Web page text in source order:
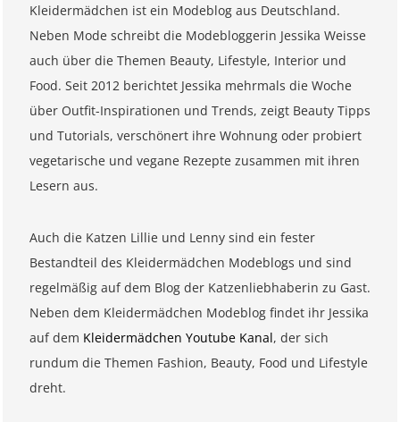
Kleidermädchen ist ein Modeblog aus Deutschland.
Neben Mode schreibt die Modebloggerin Jessika Weisse
auch über die Themen Beauty, Lifestyle, Interior und
Food. Seit 2012 berichtet Jessika mehrmals die Woche
über Outfit-Inspirationen und Trends, zeigt Beauty Tipps
und Tutorials, verschönert ihre Wohnung oder probiert
vegetarische und vegane Rezepte zusammen mit ihren
Lesern aus.
Auch die Katzen Lillie und Lenny sind ein fester
Bestandteil des Kleidermädchen Modeblogs und sind
regelmäßig auf dem Blog der Katzenliebhaberin zu Gast.
Neben dem Kleidermädchen Modeblog findet ihr Jessika
auf dem Kleidermädchen Youtube Kanal, der sich
rundum die Themen Fashion, Beauty, Food und Lifestyle
dreht.